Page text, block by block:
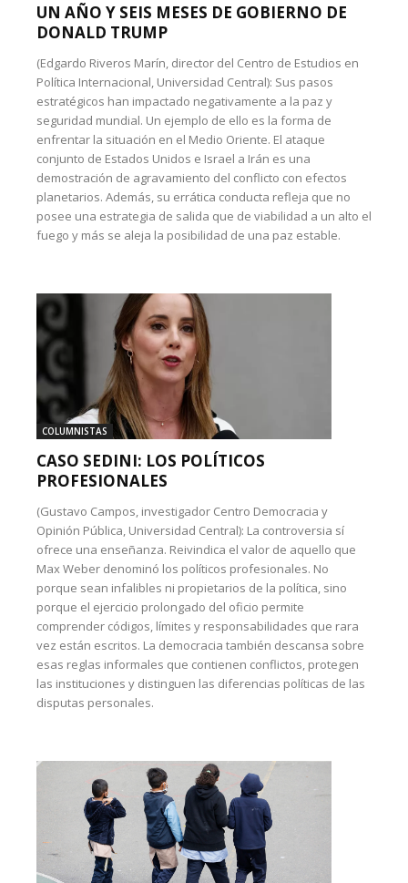
UN AÑO Y SEIS MESES DE GOBIERNO DE
DONALD TRUMP
(Edgardo Riveros Marín, director del Centro de Estudios en
Política Internacional, Universidad Central): Sus pasos
estratégicos han impactado negativamente a la paz y
seguridad mundial. Un ejemplo de ello es la forma de
enfrentar la situación en el Medio Oriente. El ataque
conjunto de Estados Unidos e Israel a Irán es una
demostración de agravamiento del conflicto con efectos
planetarios. Además, su errática conducta refleja que no
posee una estrategia de salida que de viabilidad a un alto el
fuego y más se aleja la posibilidad de una paz estable.
COLUMNISTAS
CASO SEDINI: LOS POLÍTICOS
PROFESIONALES
(Gustavo Campos, investigador Centro Democracia y
Opinión Pública, Universidad Central): La controversia sí
ofrece una enseñanza. Reivindica el valor de aquello que
Max Weber denominó los políticos profesionales. No
porque sean infalibles ni propietarios de la política, sino
porque el ejercicio prolongado del oficio permite
comprender códigos, límites y responsabilidades que rara
vez están escritos. La democracia también descansa sobre
esas reglas informales que contienen conflictos, protegen
las instituciones y distinguen las diferencias políticas de las
disputas personales.